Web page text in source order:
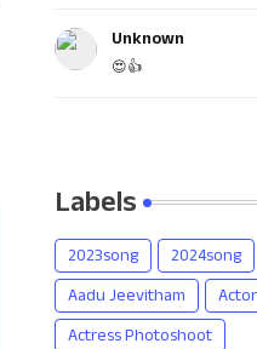
Unknown
😍👍
Labels
2023song 2024song
Aadu Jeevitham
Actor
Actress Photoshoot